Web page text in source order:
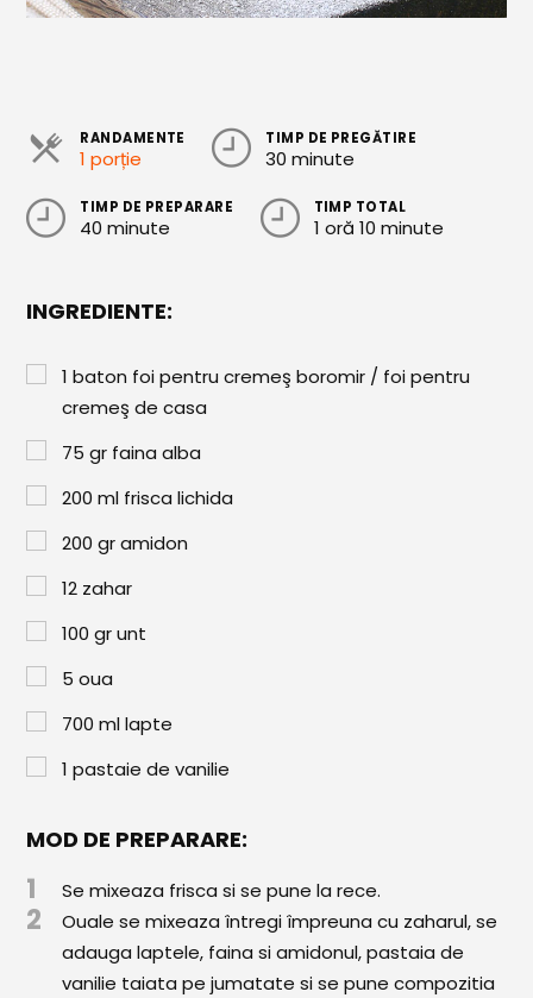
Torturi
Conserve
Garnituri
Patiserie
Aluaturi Dulci
Aluaturi Sărate
Rețete cu Carne
Rețete Vegetariene
Supe și Ciorbe
Rețete Video
RANDAMENTE
1 porție
TIMP DE PREGĂTIRE
30 minute
TIMP DE PREPARARE
40 minute
TIMP TOTAL
1 oră 10 minute
INGREDIENTE:
1 baton foi pentru cremeş boromir / foi pentru
cremeş de casa
75 gr faina alba
200 ml frisca lichida
200 gr amidon
12 zahar
100 gr unt
5 oua
700 ml lapte
1 pastaie de vanilie
MOD DE PREPARARE:
1 Se mixeaza frisca si se pune la rece.
2
Ouale se mixeaza întregi împreuna cu zaharul, se
adauga laptele, faina si amidonul, pastaia de
vanilie taiata pe jumatate si se pune compozitia